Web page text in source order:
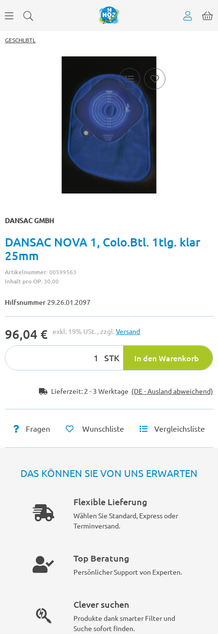
GESCHLBTL
DANSAC GMBH
DANSAC NOVA 1, Colo.Btl. 1tlg. klar
25mm
Artikelnummer:00599563
Inhalt pro OP: 30,00
Hilfsnummer 29.26.01.2097
96,04 € exkl. 19% USt. , zzgl.Versand
STK In den Warenkorb
Lieferzeit: 2 - 3 Werktage (DE - Ausland abweichend)
Fragen Wunschliste Vergleichsliste
DAS KÖNNEN SIE VON UNS ERWARTEN
Flexible Lieferung
Wählen Sie Standard, Express oder
Terminversand.
Top Beratung
Persönlicher Support von Experten.
Clever suchen
Produkte dank smarter Filter und
Suche sofort finden.